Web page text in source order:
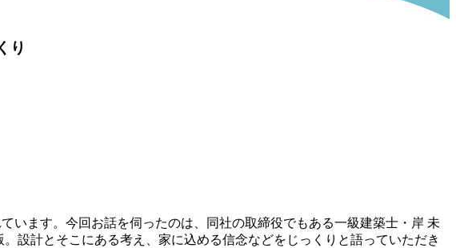
り
います。今回お話を伺ったのは、同社の取締役でもある一級建築士・岸 未
設計とそこにある考え、家に込める信念などをじっくりと語っていただき